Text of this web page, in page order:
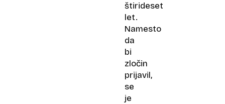
štirideset
let.
Namesto
da
bi
zločin
prijavil,
se
je